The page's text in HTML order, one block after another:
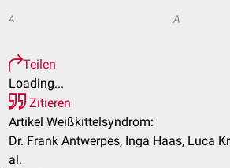
A A
Teilen
Loading...
Zitieren
Artikel Weißkittelsyndrom:
Dr. Frank Antwerpes, Inga Haas, Luca
al.